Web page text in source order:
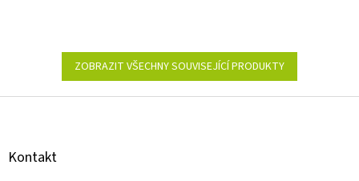
ZOBRAZIT VŠECHNY SOUVISEJÍCÍ PRODUKTY
Z
Kontakt